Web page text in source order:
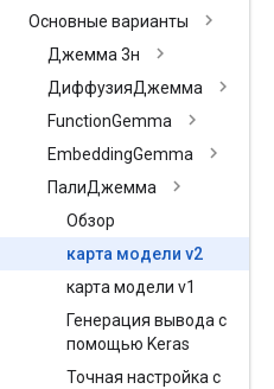
Основные варианты
Джемма 3н
ДиффузияДжемма
FunctionGemma
EmbeddingGemma
ПалиДжемма
Обзор
карта модели v2
карта модели v1
Генерация вывода с
помощью Keras
Точная настройка с